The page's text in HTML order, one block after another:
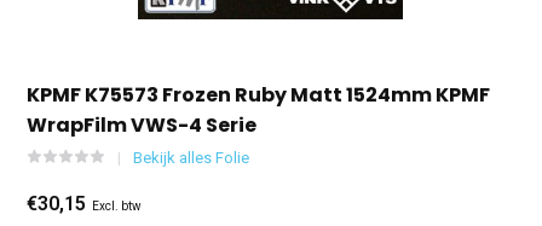
KPMF K75573 Frozen Ruby Matt 1524mm KPMF
WrapFilm VWS-4 Serie
Bekijk alles Folie
€30,15 Excl. btw